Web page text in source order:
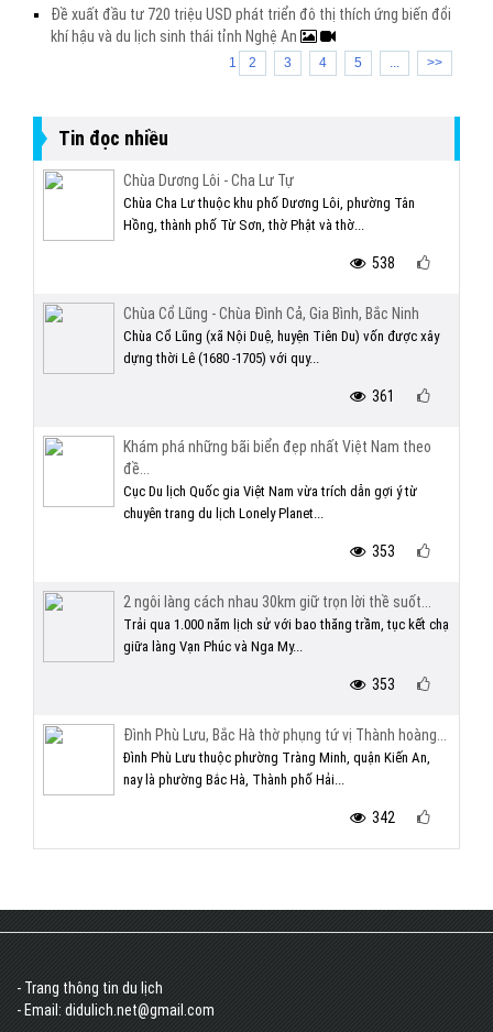
Đề xuất đầu tư 720 triệu USD phát triển đô thị thích ứng biến đổi
khí hậu và du lịch sinh thái tỉnh Nghệ An
1 2 3 4 5 ... >>
Tin đọc nhiều
Chùa Dương Lôi - Cha Lư Tự
Chùa Cha Lư thuộc khu phố Dương Lôi, phường Tân
Hồng, thành phố Từ Sơn, thờ Phật và thờ...
538
Chùa Cổ Lũng - Chùa Đình Cả, Gia Bình, Bắc Ninh
Chùa Cổ Lũng (xã Nội Duệ, huyện Tiên Du) vốn được xây
dựng thời Lê (1680 -1705) với quy...
361
Khám phá những bãi biển đẹp nhất Việt Nam theo
đề...
Cục Du lịch Quốc gia Việt Nam vừa trích dẫn gợi ý từ
chuyên trang du lịch Lonely Planet...
353
2 ngôi làng cách nhau 30km giữ trọn lời thề suốt...
Trải qua 1.000 năm lịch sử với bao thăng trầm, tục kết chạ
giữa làng Vạn Phúc và Nga My...
353
Đình Phù Lưu, Bắc Hà thờ phụng tứ vị Thành hoàng...
Đình Phù Lưu thuộc phường Tràng Minh, quận Kiến An,
nay là phường Bắc Hà, Thành phố Hải...
342
- Trang thông tin du lịch
- Email: didulich.net@gmail.com